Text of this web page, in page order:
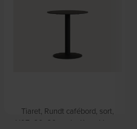
Tiaret, Rundt cafébord, sort,
H97x60x60 cm by Kave Home